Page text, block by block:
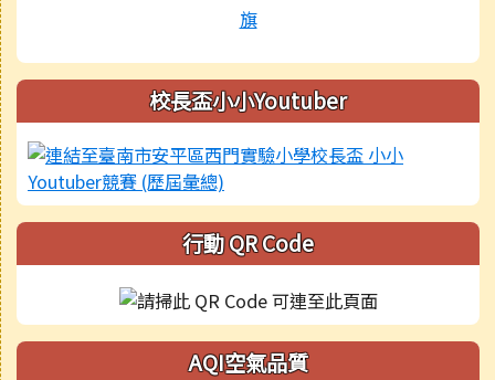
校長盃小小Youtuber
行動 QR Code
AQI空氣品質